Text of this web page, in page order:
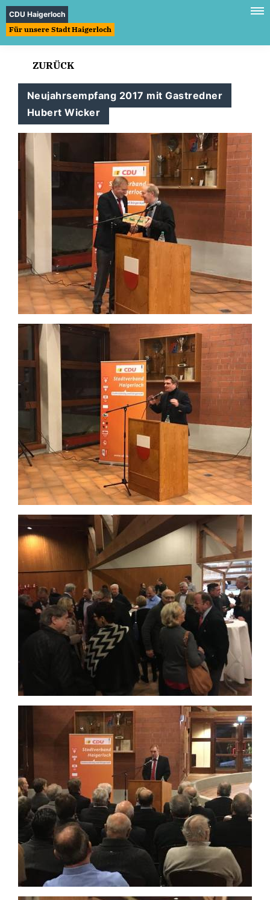
CDU Haigerloch
Für unsere Stadt Haigerloch
ZURÜCK
Neujahrsempfang 2017 mit Gastredner
Hubert Wicker